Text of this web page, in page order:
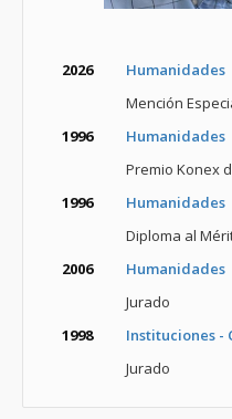
2026
Humanidades
Mención
1996
Humanidades
Premio Konex
1996
Humanidades
Diploma al
2006
Humanidades
Jurado
1998
Instituciones -
Jurado